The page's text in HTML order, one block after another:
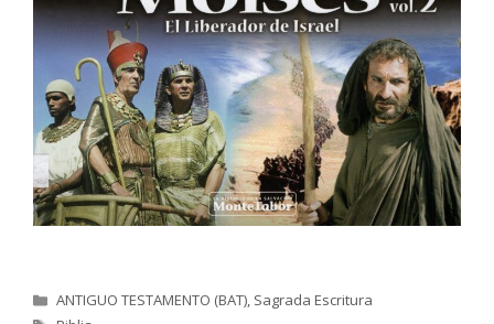
Categorías
ANTIGUO TESTAMENTO (BAT), Sagrada Escritura